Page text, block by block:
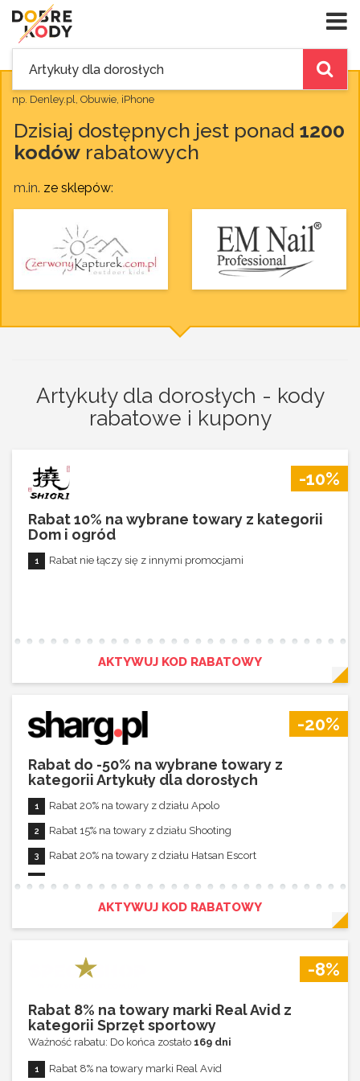
np. Denley.pl, Obuwie, iPhone
Dzisiaj dostępnych jest ponad 1200
kodów rabatowych
m.in. ze sklepów:
Artykuły dla dorosłych - kody
rabatowe i kupony
-10%
Rabat 10% na wybrane towary z kategorii
Dom i ogród
Rabat nie łączy się z innymi promocjami
AKTYWUJ KOD RABATOWY
-20%
Rabat do -50% na wybrane towary z
kategorii Artykuły dla dorosłych
Rabat 20% na towary z działu Apolo
Rabat 15% na towary z działu Shooting
Rabat 20% na towary z działu Hatsan Escort
Rabat nie łączy się z innymi promocjami
AKTYWUJ KOD RABATOWY
-8%
Rabat 8% na towary marki Real Avid z
kategorii Sprzęt sportowy
Ważność rabatu: Do końca zostało 169 dni
Rabat 8% na towary marki Real Avid